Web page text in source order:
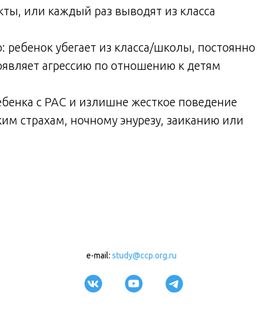
или каждый раз выводят из класса
ребенок убегает из класса/школы, постоянно
агрессию по отношению к детям
с РАС и излишне жесткое поведение
страхам, ночному энурезу, заиканию или
e-mail: study@ccp.org.ru